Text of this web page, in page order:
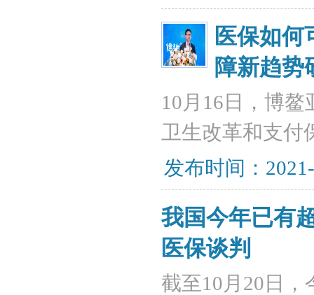
医保如何
障新趋势
10月16日，博
卫生改革和支付
发布时间：
我国今年已有
医保谈判
截至10月20日